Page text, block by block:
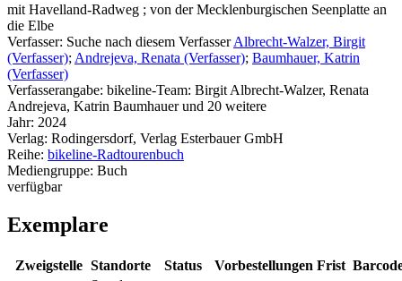
mit Havelland-Radweg ; von der Mecklenburgischen Seenplatte an
die Elbe
Verfasser: Suche nach diesem Verfasser Albrecht-Walzer, Birgit
(Verfasser); Andrejeva, Renata (Verfasser); Baumhauer, Katrin
(Verfasser)
Verfasserangabe: bikeline-Team: Birgit Albrecht-Walzer, Renata
Andrejeva, Katrin Baumhauer und 20 weitere
Jahr: 2024
Verlag: Rodingersdorf, Verlag Esterbauer GmbH
Reihe: bikeline-Radtourenbuch
Mediengruppe: Buch
verfügbar
Exemplare
Zweigstelle Standorte Status Vorbestellungen Frist